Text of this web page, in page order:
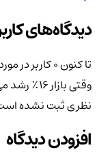
دیدگاه‌های
تا کنون 0 کاربر در مورد
وقتی بازار ۱۶٪ رشد می‌کند
نظری ثبت نشده
افزودن دیدگاه